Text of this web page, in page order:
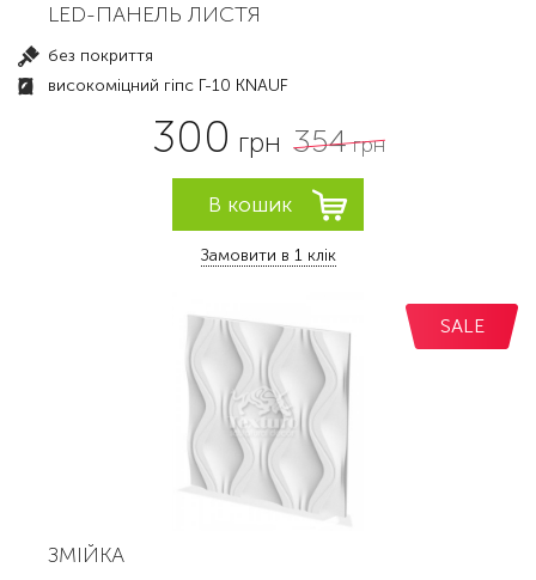
LED-ПАНЕЛЬ ЛИСТЯ
без покриття
високоміцний гіпс Г-10 KNAUF
300 грн 354грн
Замовити в 1 клік
SALE
ЗМІЙКА